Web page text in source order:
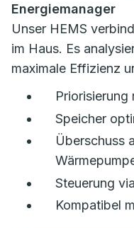
Energiemanager
Unser HEMS
im Haus. Es
maximale Effizienz
Priorisierung
Speicher
Überschuss
Steuerung
Kompatibel